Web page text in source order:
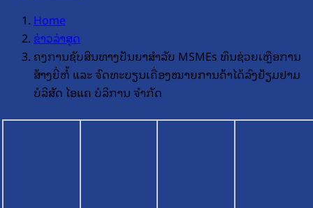
Home
ຂ່າວລ່າສຸດ
ຄງການຊັບສິນທາງປັນຍາສໍາລັບ MSMEs ທຶນຊ່ວຍເຫຼືອການ
ສ້າງຍີ່ຫໍ້ ແລະ ຈົດທະບຽນເຄື່ອງໝາຍການຄ້າໄດ້ລົງຢ້ຽມຢາມ
ບໍລິສັດ ໄອແຄ ບໍລິການ ຈຳກັດ